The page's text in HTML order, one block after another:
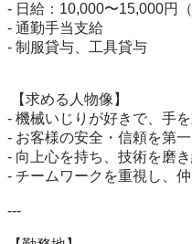
- 日給：10,000〜15,000円
- 通勤手当支給
- 制服貸与、工具貸与
- 機械いじりが好きで、手
- お客様の安全・信頼を第
- 向上心を持ち、技術を磨
- チームワークを重視し、
---